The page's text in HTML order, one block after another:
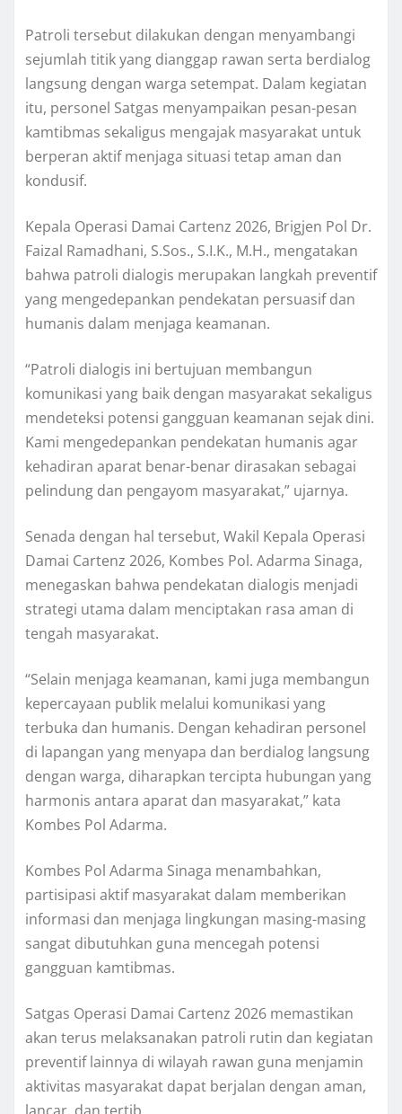
Patroli tersebut dilakukan dengan menyambangi
sejumlah titik yang dianggap rawan serta berdialog
langsung dengan warga setempat. Dalam kegiatan
itu, personel Satgas menyampaikan pesan-pesan
kamtibmas sekaligus mengajak masyarakat untuk
berperan aktif menjaga situasi tetap aman dan
kondusif.
Kepala Operasi Damai Cartenz 2026, Brigjen Pol Dr.
Faizal Ramadhani, S.Sos., S.I.K., M.H., mengatakan
bahwa patroli dialogis merupakan langkah preventif
yang mengedepankan pendekatan persuasif dan
humanis dalam menjaga keamanan.
“Patroli dialogis ini bertujuan membangun
komunikasi yang baik dengan masyarakat sekaligus
mendeteksi potensi gangguan keamanan sejak dini.
Kami mengedepankan pendekatan humanis agar
kehadiran aparat benar-benar dirasakan sebagai
pelindung dan pengayom masyarakat,” ujarnya.
Senada dengan hal tersebut, Wakil Kepala Operasi
Damai Cartenz 2026, Kombes Pol. Adarma Sinaga,
menegaskan bahwa pendekatan dialogis menjadi
strategi utama dalam menciptakan rasa aman di
tengah masyarakat.
“Selain menjaga keamanan, kami juga membangun
kepercayaan publik melalui komunikasi yang
terbuka dan humanis. Dengan kehadiran personel
di lapangan yang menyapa dan berdialog langsung
dengan warga, diharapkan tercipta hubungan yang
harmonis antara aparat dan masyarakat,” kata
Kombes Pol Adarma.
Kombes Pol Adarma Sinaga menambahkan,
partisipasi aktif masyarakat dalam memberikan
informasi dan menjaga lingkungan masing-masing
sangat dibutuhkan guna mencegah potensi
gangguan kamtibmas.
Satgas Operasi Damai Cartenz 2026 memastikan
akan terus melaksanakan patroli rutin dan kegiatan
preventif lainnya di wilayah rawan guna menjamin
aktivitas masyarakat dapat berjalan dengan aman,